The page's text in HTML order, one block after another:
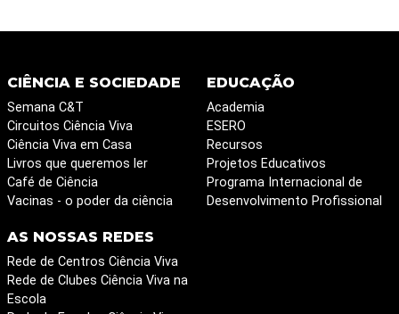
CIÊNCIA E SOCIEDADE
Semana C&T
Circuitos Ciência Viva
Ciência Viva em Casa
Livros que queremos ler
Café de Ciência
Vacinas - o poder da ciência
EDUCAÇÃO
Academia
ESERO
Recursos
Projetos Educativos
Programa Internacional de
Desenvolvimento Profissional
AS NOSSAS REDES
Rede de Centros Ciência Viva
Rede de Clubes Ciência Viva na
Escola